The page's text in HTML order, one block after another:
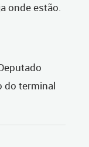
onde estão.
do terminal